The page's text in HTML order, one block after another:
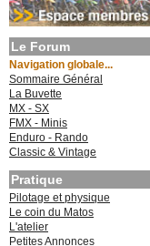
Le Forum
Navigation globale...
Sommaire Général
La Buvette
MX - SX
FMX - Minis
Enduro - Rando
Classic & Vintage
Pratique
Pilotage et physique
Le coin du Matos
L'atelier
Petites Annonces